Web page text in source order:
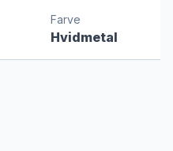
Farve
Hvidmetal